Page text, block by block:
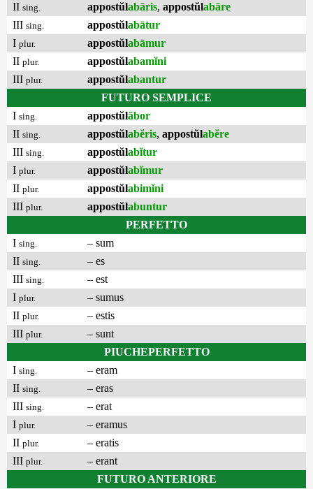
II sing. appostŭlabāris, appostŭlabāre
III sing. appostŭlabātur
I plur. appostŭlabāmur
II plur. appostŭlabamĭni
III plur. appostŭlabantur
FUTURO SEMPLICE
I sing. appostŭlābor
II sing. appostŭlabĕris, appostŭlabĕre
III sing. appostŭlabĭtur
I plur. appostŭlabĭmur
II plur. appostŭlabimĭni
III plur. appostŭlabuntur
PERFETTO
I sing.
– sum
II sing.
– es
III sing.
– est
I plur.
– sumus
II plur.
– estis
III plur.
– sunt
PIUCHEPERFETTO
I sing.
– eram
II sing.
– eras
III sing.
– erat
I plur.
– eramus
II plur.
– eratis
III plur.
– erant
FUTURO ANTERIORE